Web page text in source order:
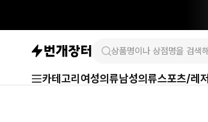
카테고리 여성의류남성의류스포츠/레저